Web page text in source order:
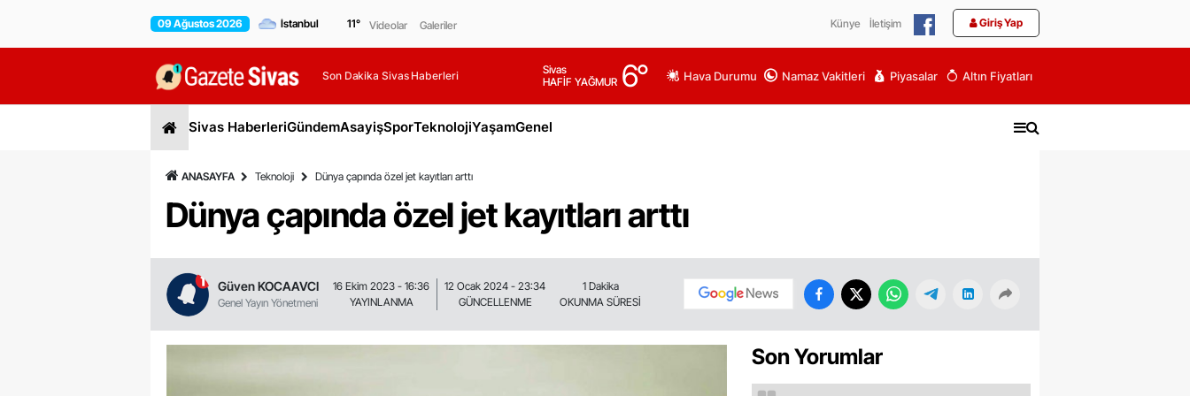
09 Ağustos 2026 11° Videolar Galeriler Künye İletişim Giriş Yap
Son Dakika Sivas Haberleri
Sivas
HAFİF YAĞMUR 6° Hava Durumu Namaz Vakitleri Piyasalar Altın Fiyatları
Sivas HaberleriGündemAsayişSporTeknolojiYaşamGenel
ANASAYFA Teknoloji Dünya çapında özel jet kayıtları arttı
Dünya çapında özel jet kayıtları arttı
Güven KOCAAVCI
Genel Yayın Yönetmeni
16 Ekim 2023 - 16:36
YAYINLANMA
12 Ocak 2024 - 23:34
GÜNCELLENME
1 Dakika
OKUNMA SÜRESİ
Son Yorumlar